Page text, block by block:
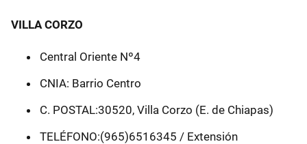
VILLA CORZO
Central Oriente Nº4
CNIA: Barrio Centro
C. POSTAL:30520, Villa Corzo (E. de Chiapas)
TELÉFONO:(965)6516345 / Extensión